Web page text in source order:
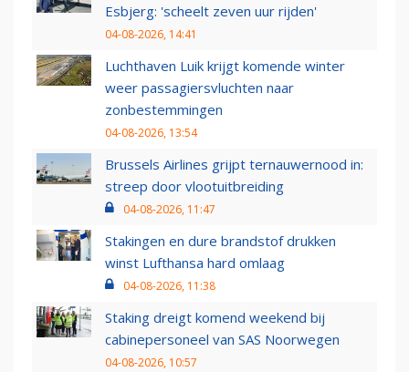
Esbjerg: 'scheelt zeven uur rijden'
04-08-2026, 14:41
Luchthaven Luik krijgt komende winter
weer passagiersvluchten naar
zonbestemmingen
04-08-2026, 13:54
Brussels Airlines grijpt ternauwernood in:
streep door vlootuitbreiding
04-08-2026, 11:47
Stakingen en dure brandstof drukken
winst Lufthansa hard omlaag
04-08-2026, 11:38
Staking dreigt komend weekend bij
cabinepersoneel van SAS Noorwegen
04-08-2026, 10:57